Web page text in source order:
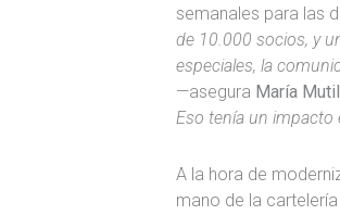
semanales para las
de 10.000 socios, y
especiales, la
—asegura María
Eso tenía un impacto
A la hora de
mano de la cartelería